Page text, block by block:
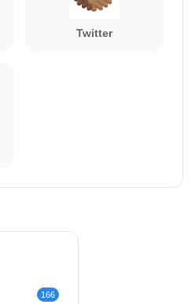
Twitter
166